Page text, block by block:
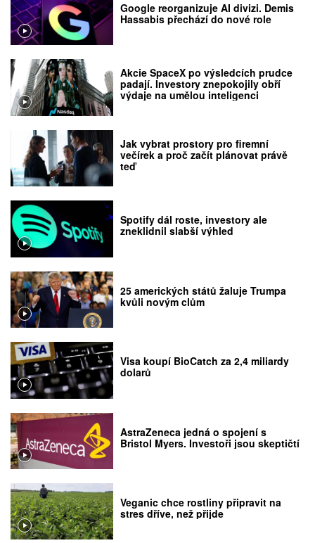
Google reorganizuje AI divizi. Demis
Hassabis přechází do nové role
Akcie SpaceX po výsledcích prudce
padají. Investory znepokojily obří
výdaje na umělou inteligenci
Jak vybrat prostory pro firemní
večírek a proč začít plánovat právě
teď
Spotify dál roste, investory ale
zneklidnil slabší výhled
25 amerických států žaluje Trumpa
kvůli novým clům
Visa koupí BioCatch za 2,4 miliardy
dolarů
AstraZeneca jedná o spojení s
Bristol Myers. Investoři jsou skeptičtí
Veganic chce rostliny připravit na
stres dříve, než přijde